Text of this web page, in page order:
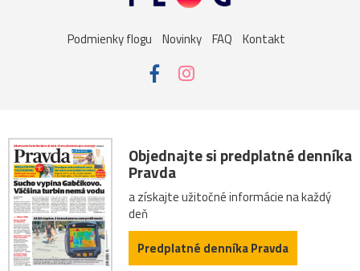
Podmienky flogu Novinky FAQ Kontakt
Objednajte si predplatné denníka
Pravda
a získajte užitočné informácie na každý
deň
Predplatné denníka Pravda